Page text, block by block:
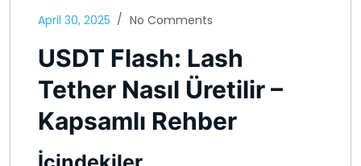
April 30, 2025 No Comments
USDT Flash: Lash
Tether Nasıl Üretilir –
Kapsamlı Rehber